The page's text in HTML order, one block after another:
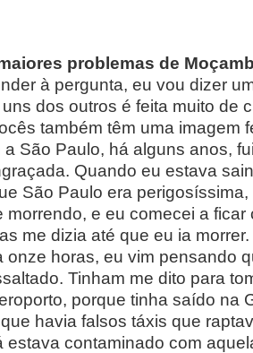
problemas de
à pergunta, eu vou dizer
dos outros é feita muito de
também têm uma imagem
São Paulo, há alguns anos,
Quando eu estava
São Paulo era
morrendo, e eu comecei a
me dizia até que eu ia
onze horas, eu vim pensando
Tinham me dito para
porque tinha saído na
havia falsos táxis que
estava contaminado com